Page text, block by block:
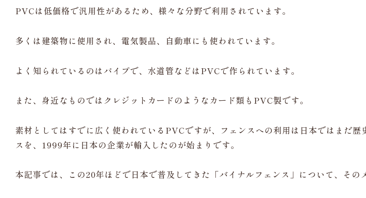
PVCは低価格で汎用性があるため、様々な分野で利用されています。
多くは建築物に使用され、電気製品、自動車にも使われています。
よく知られているのはパイプで、水道管などはPVCで作られています。
また、身近なものではクレジットカードのようなカード類もPVC製です。
素材としてはすでに広く使われているPVCですが、フェンスへの利用は日本ではまだ
スを、1999年に日本の企業が輸入したのが始まりです。
本記事では、この20年ほどで日本で普及してきた「バイナルフェンス」について、その